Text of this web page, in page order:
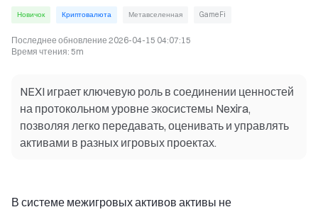
Новичок Криптовалюта Метавселенная GameFi
Последнее обновление 2026-04-15 04:07:15
Время чтения: 5m
NEXI играет ключевую роль в соединении ценностей
на протокольном уровне экосистемы Nexira,
позволяя легко передавать, оценивать и управлять
активами в разных игровых проектах.
В системе межигровых активов активы не